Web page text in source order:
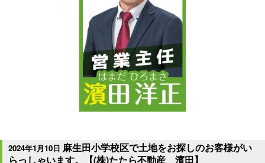
2024年1月10日 麻生田小学校区で土地をお探しのお客様がい
らっしゃいます。【(株)たたら不動産 濱田】